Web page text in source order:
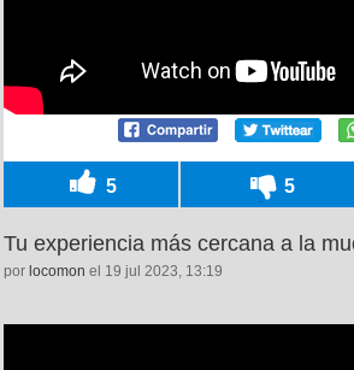
5 5
Tu experiencia más cercana a la
por locomon el 19 jul 2023, 13:19